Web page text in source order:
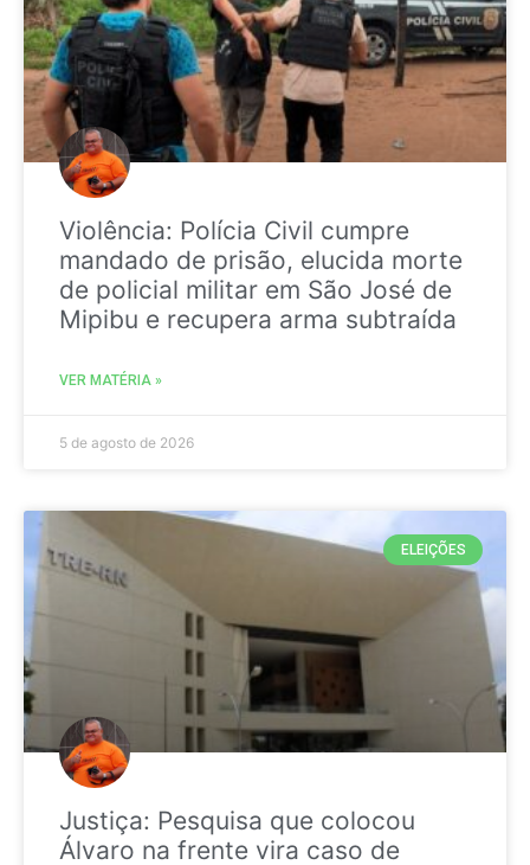
Violência: Polícia Civil cumpre
mandado de prisão, elucida morte
de policial militar em São José de
Mipibu e recupera arma subtraída
VER MATÉRIA »
5 de agosto de 2026
ELEIÇÕES
Justiça: Pesquisa que colocou
Álvaro na frente vira caso de